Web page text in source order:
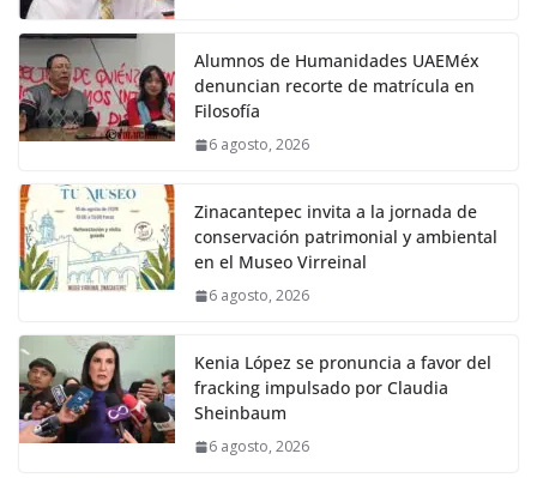
Alumnos de Humanidades UAEMéx
denuncian recorte de matrícula en
Filosofía
6 agosto, 2026
Zinacantepec invita a la jornada de
conservación patrimonial y ambiental
en el Museo Virreinal
6 agosto, 2026
Kenia López se pronuncia a favor del
fracking impulsado por Claudia
Sheinbaum
6 agosto, 2026